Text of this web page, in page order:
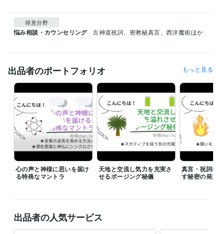
得意分野
悩み相談・カウンセリング 古神道祝詞、密教秘真言、西洋魔術ほか
出品者のポートフォリオ もっと見る
心の声と神様に思いを届け
る特殊なマントラ
天地と交流し気力を充実さ
せるポージング秘儀
真言・祝詞に
す秘密の発声
出品者の人気サービス